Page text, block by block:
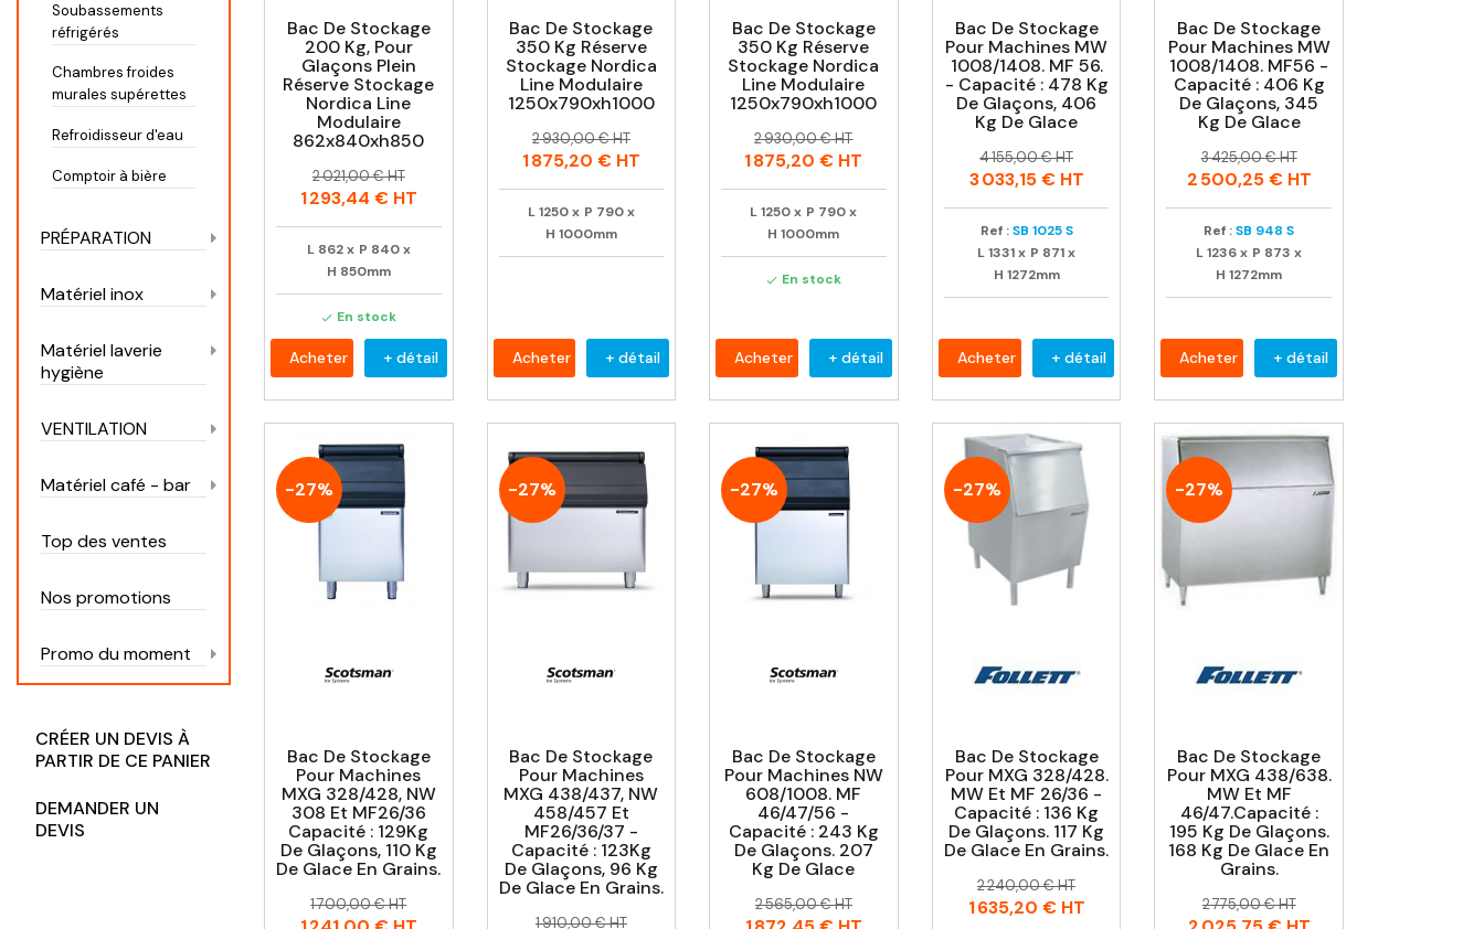
Soubassements
réfrigérés
Chambres froides
murales supérettes
Refroidisseur d'eau
Comptoir à bière
PRÉPARATION
Matériel inox
Matériel laverie
hygiène
VENTILATION
Matériel café - bar
Top des ventes
Nos promotions
Promo du moment
CRÉER UN DEVIS À
PARTIR DE CE PANIER
DEMANDER UN
DEVIS
Bac De Stockage
200 Kg, Pour
Glaçons Plein
Réserve Stockage
Nordica Line
Modulaire
862x840xh850
Prix
Prix
habituel
2 021,00 € HT
1 293,44 €HT
L 862 x P 840 x
H 850mm
 En stock
Acheter + détail
Bac De Stockage
350 Kg Réserve
Stockage Nordica
Line Modulaire
1250x790xh1000
Prix
Prix
habituel
2 930,00 € HT
1 875,20 €HT
L1250x P 790x
H 1000mm
Acheter + détail
Bac De Stockage
350 Kg Réserve
Stockage Nordica
Line Modulaire
1250x790xh1000
Prix
Prix
habituel
2 930,00 € HT
1 875,20 € HT
L 1250 x P 790 x
H 1000mm
 En stock
Acheter + détail
Bac De Stockage
Pour Machines MW
1008/1408. MF 56.
- Capacité : 478 Kg
De Glaçons, 406
Kg De Glace
Prix
Prix
habituel
4 155,00 € HT
3 033,15 €HT
Ref : SB 1025 S
L1331x P 871x
H 1272mm
Acheter + détail
Bac De Stockage
Pour Machines MW
1008/1408. MF56 -
Capacité : 406 Kg
De Glaçons, 345
Kg De Glace
Prix
Prix
habituel
3 425,00 € HT
2 500,25 €HT
Ref :SB 948 S
L1236x P 873 x
H 1272mm
Acheter + détail
-27%
Bac De Stockage
Pour Machines
MXG 328/428, NW
308 Et MF26/36
Capacité : 129Kg
De Glaçons, 110 Kg
De Glace En Grains.
Prix
Prix
habituel
1 700,00 € HT
-27%
Bac De Stockage
Pour Machines
MXG 438/437, NW
458/457 Et
MF26/36/37 -
Capacité : 123Kg
De Glaçons, 96 Kg
De Glace En Grains.
Prix
Prix
1 910,00 € HT
-27%
Bac De Stockage
Pour Machines NW
608/1008. MF
46/47/56 -
Capacité : 243 Kg
De Glaçons. 207
Kg De Glace
Prix
Prix
habituel
2 565,00 € HT
-27%
Bac De Stockage
Pour MXG 328/428.
MW Et MF 26/36 -
Capacité : 136 Kg
De Glaçons. 117 Kg
De Glace En Grains.
Prix
Prix
habituel
2 240,00 € HT
1 635,20 €HT
-27%
Bac De Stockage
Pour MXG 438/638.
MW Et MF
46/47.Capacité :
195 Kg De Glaçons.
168 Kg De Glace En
Grains.
Prix
Prix
habituel
2 775,00 € HT